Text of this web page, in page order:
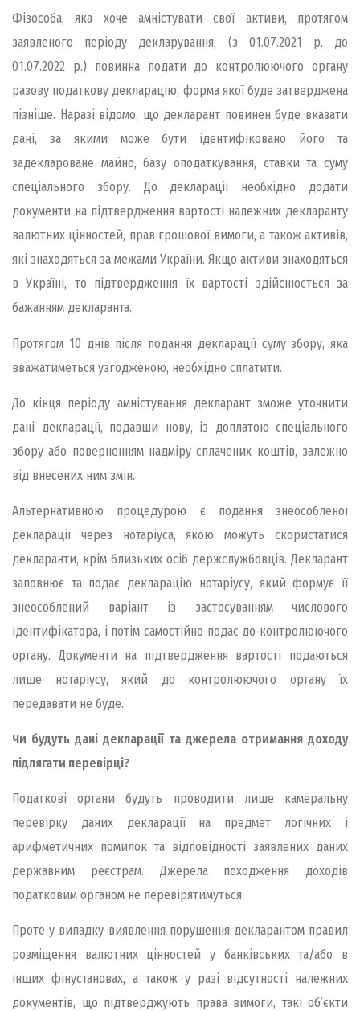
Фізособа, яка хоче амністувати свої активи, протягом
заявленого періоду декларування, (з 01.07.2021 р. до
01.07.2022 р.) повинна подати до контролюючого органу
разову податкову декларацію, форма якої буде затверджена
пізніше. Наразі відомо, що декларант повинен буде вказати
дані, за якими може бути ідентифіковано його та
задеклароване майно, базу оподаткування, ставки та суму
спеціального збору. До декларації необхідно додати
документи на підтвердження вартості належних декларанту
валютних цінностей, прав грошової вимоги, а також активів,
які знаходяться за межами України. Якщо активи знаходяться
в Україні, то підтвердження їх вартості здійснюється за
бажанням декларанта.
Протягом 10 днів після подання декларації суму збору, яка
вважатиметься узгодженою, необхідно сплатити.
До кінця періоду амністування декларант зможе уточнити
дані декларації, подавши нову, із доплатою спеціального
збору або поверненням надміру сплачених коштів, залежно
від внесених ним змін.
Альтернативною процедурою є подання знеособленої
декларації через нотаріуса, якою можуть скористатися
декларанти, крім близьких осіб держслужбовців. Декларант
заповнює та подає декларацію нотаріусу, який формує її
знеособлений варіант із застосуванням числового
ідентифікатора, і потім самостійно подає до контролюючого
органу. Документи на підтвердження вартості подаються
лише нотаріусу, який до контролюючого органу їх
передавати не буде.
Чи будуть дані декларації та джерела отримання доходу
підлягати перевірці?
Податкові органи будуть проводити лише камеральну
перевірку даних декларації на предмет логічних і
арифметичних помилок та відповідності заявлених даних
державним реєстрам. Джерела походження доходів
податковим органом не перевірятимуться.
Проте у випадку виявлення порушення декларантом правил
розміщення валютних цінностей у банківських та/або в
інших фінустановах, а також у разі відсутності належних
документів, що підтверджують права вимоги, такі об’єкти